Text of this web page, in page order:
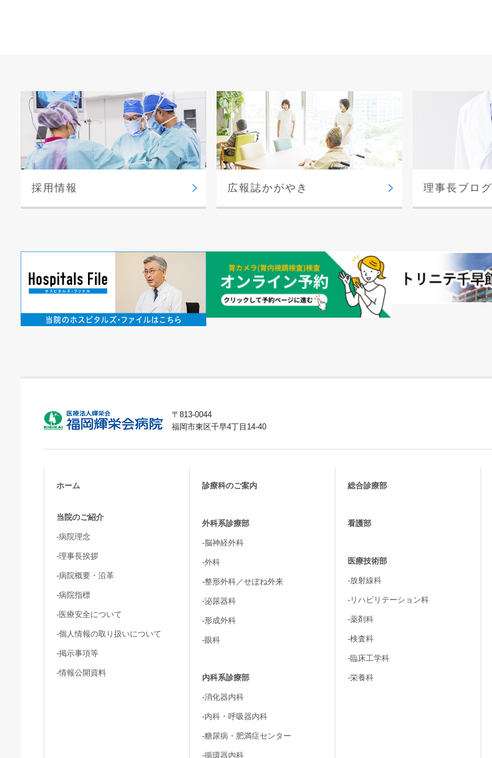
採用情報 広報誌かがやき 理事長ブログ
〒813-0044
福岡市東区千早4丁目14-40
ホーム
当院のご紹介
-病院理念
-理事長挨拶
-病院概要・沿革
-病院指標
-医療安全について
-個人情報の取り扱いについて
-掲示事項等
-情報公開資料
診療科のご案内
外科系診療部
-脳神経外科
-外科
-整形外科／せぼね外来
-泌尿器科
-形成外科
-眼科
内科系診療部
-消化器内科
-内科・呼吸器内科
-糖尿病・肥満症センター
-循環器内科
総合診療部
看護部
医療技術部
-放射線科
-リハビリテーション科
-薬剤科
-検査科
-臨床工学科
-栄養科